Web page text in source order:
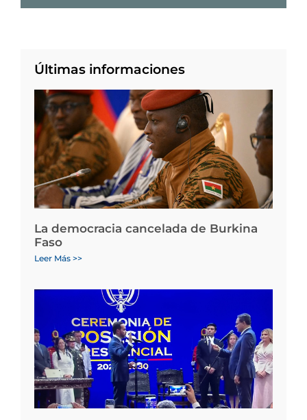
Últimas informaciones
La democracia cancelada de Burkina
Faso
Leer Más >>